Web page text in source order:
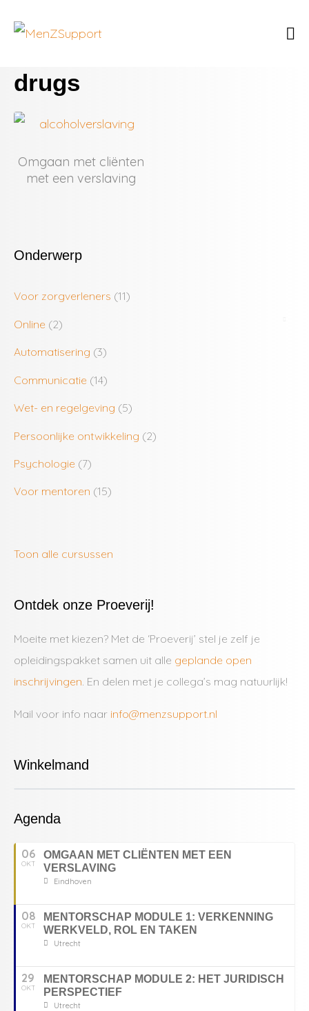
drugs
Omgaan met cliënten
met een verslaving
Onderwerp
Voor zorgverleners (11)
Online (2)
Automatisering (3)
Communicatie (14)
Wet- en regelgeving (5)
Persoonlijke ontwikkeling (2)
Psychologie (7)
Voor mentoren (15)
Toon alle cursussen
Ontdek onze Proeverij!
Moeite met kiezen? Met de ‘Proeverij’ stel je zelf je
opleidingspakket samen uit alle geplande open
inschrijvingen . En delen met je collega’s mag natuurlijk!
Mail voor info naar info@menzsupport.nl
Winkelmand
Agenda
06
OKT
OMGAAN MET CLIËNTEN MET EEN
VERSLAVING
Eindhoven
08
OKT
MENTORSCHAP MODULE 1: VERKENNING
WERKVELD, ROL EN TAKEN
Utrecht
29
OKT
MENTORSCHAP MODULE 2: HET JURIDISCH
PERSPECTIEF
Utrecht